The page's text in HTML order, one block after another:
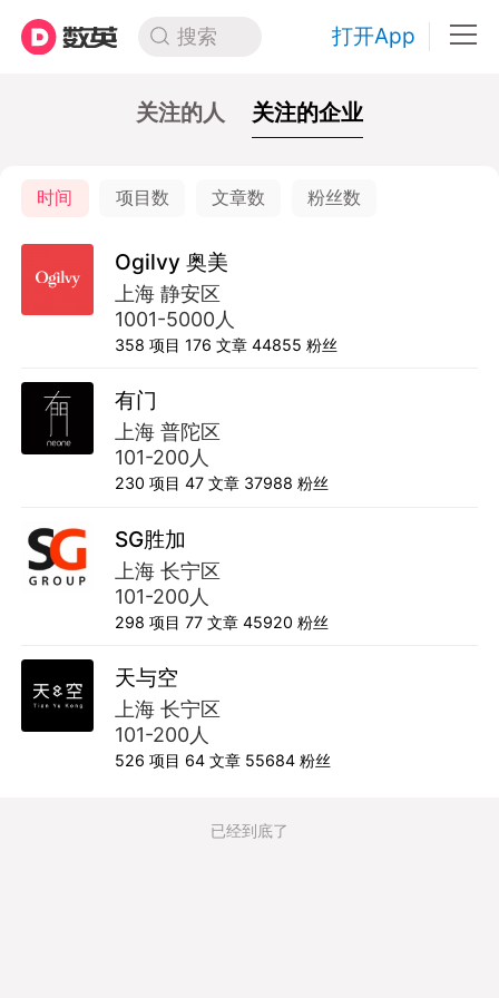
搜索 打开App
关注的人 关注的企业
时间 项目数 文章数 粉丝数
Ogilvy 奥美
上海 静安区
1001-5000人
358 项目 176 文章 44855 粉丝
有门
上海 普陀区
101-200人
230 项目 47文章 37988 粉丝
SG胜加
上海 长宁区
101-200人
298 项目 77文章 45920 粉丝
天与空
上海 长宁区
101-200人
526 项目 64文章 55684粉丝
已经到底了